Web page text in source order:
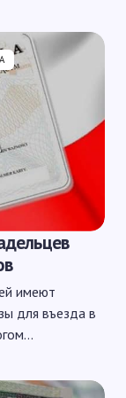
имеют
для въезда в